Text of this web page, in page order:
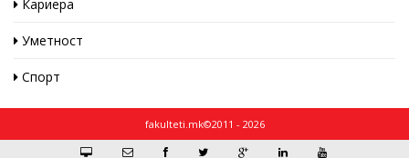
Кариера
Уметност
Спорт
fakulteti.mk©2011 - 2026